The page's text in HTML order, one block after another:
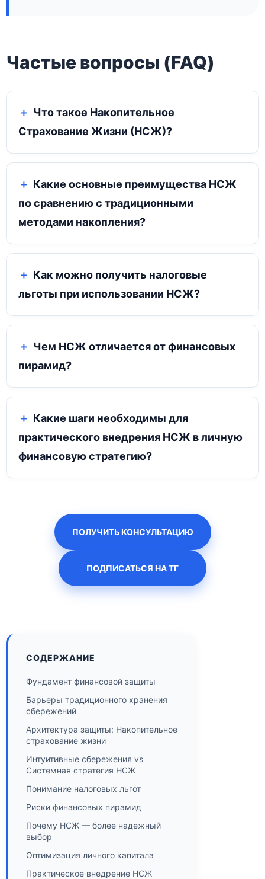
Частые вопросы (FAQ)
Что такое Накопительное
Страхование Жизни (НСЖ)?
Какие основные преимущества НСЖ
по сравнению с традиционными
методами накопления?
Как можно получить налоговые
льготы при использовании НСЖ?
Чем НСЖ отличается от финансовых
пирамид?
Какие шаги необходимы для
практического внедрения НСЖ в личную
финансовую стратегию?
ПОЛУЧИТЬ КОНСУЛЬТАЦИЮ
ПОДПИСАТЬСЯ НА ТГ
СОДЕРЖАНИЕ
Фундамент финансовой защиты
Барьеры традиционного хранения
сбережений
Архитектура защиты: Накопительное
страхование жизни
Интуитивные сбережения vs
Системная стратегия НСЖ
Понимание налоговых льгот
Риски финансовых пирамид
Почему НСЖ — более надежный
выбор
Оптимизация личного капитала
Практическое внедрение НСЖ